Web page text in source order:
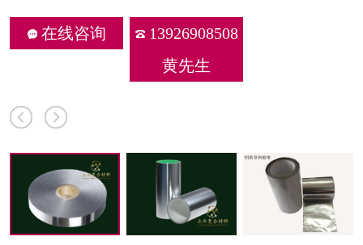
在线咨询
13926908508
黄先生